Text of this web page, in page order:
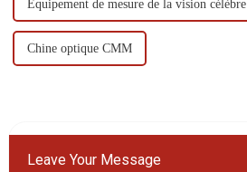
Équipement de mesure de la vision célèbre
Chine optique CMM
Leave Your Message